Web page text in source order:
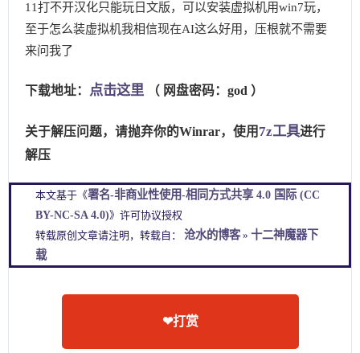
11打不开汉化只能玩日文版，可以安装虚拟机用win7玩，
至于怎么装虚拟机我相信现在AI这么好用，压根就不需要
来问我了
下载地址： 点击这里 （ 网盘密码：god ）
关于解压问题，请抛弃你的Winrar，使用 7z工具进行
解压
本文基于《署名-非商业性使用-相同方式共享 4.0 国际 (CC
BY-NC-SA 4.0)》许可协议授权
转载原创文章请注明，转载自： 沧水的博客» 十二神魔器下
载
❤打赏